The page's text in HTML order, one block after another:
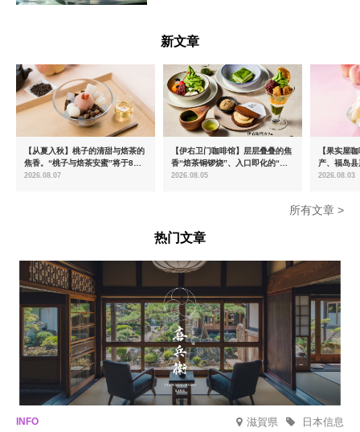
新文章
【从夏入秋】桃子的清甜与焙茶的
焦香。“桃子与焙茶安蜜”将于8月
中旬起限时发售
2026.08.07
【伊右卫门咖啡馆】层层叠叠的焦
香“焙茶铜锣烧”、入口即化的“宇
治抹茶提拉米苏”全新登场
2026.08.05
【果实屋
产、福岛
2026.08.03
所有文章 >
热门文章
滋賀県 日本信息